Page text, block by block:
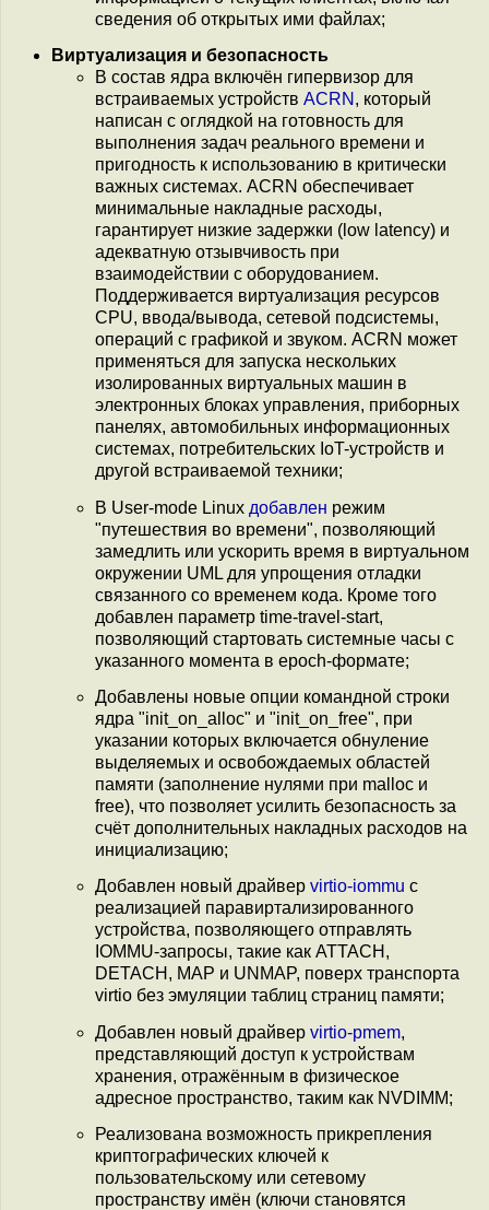
сведения об открытых ими файлах;
Виртуализация и безопасность
В состав ядра включён гипервизор для
встраиваемых устройств ACRN , который
написан с оглядкой на готовность для
выполнения задач реального времени и
пригодность к использованию в критически
важных системах. ACRN обеспечивает
минимальные накладные расходы,
гарантирует низкие задержки (low latency) и
адекватную отзывчивость при
взаимодействии с оборудованием.
Поддерживается виртуализация ресурсов
CPU, ввода/вывода, сетевой подсистемы,
операций с графикой и звуком. ACRN может
применяться для запуска нескольких
изолированных виртуальных машин в
электронных блоках управления, приборных
панелях, автомобильных информационных
системах, потребительских IoT-устройств и
другой встраиваемой техники;
В User-mode Linux добавлен режим
"путешествия во времени", позволяющий
замедлить или ускорить время в виртуальном
окружении UML для упрощения отладки
связанного со временем кода. Кроме того
добавлен параметр time-travel-start,
позволяющий стартовать системные часы с
указанного момента в epoch-формате;
Добавлены новые опции командной строки
ядра "init_on_alloc" и "init_on_free", при
указании которых включается обнуление
выделяемых и освобождаемых областей
памяти (заполнение нулями при malloc и
free), что позволяет усилить безопасность за
счёт дополнительных накладных расходов на
инициализацию;
Добавлен новый драйвер virtio-iommu с
реализацией паравиртализированного
устройства, позволяющего отправлять
IOMMU-запросы, такие как ATTACH,
DETACH, MAP и UNMAP, поверх транспорта
virtio без эмуляции таблиц страниц памяти;
Добавлен новый драйвер virtio-pmem,
представляющий доступ к устройствам
хранения, отражённым в физическое
адресное пространство, таким как NVDIMM;
Реализована возможность прикрепления
криптографических ключей к
пользовательскому или сетевому
пространству имён (ключи становятся